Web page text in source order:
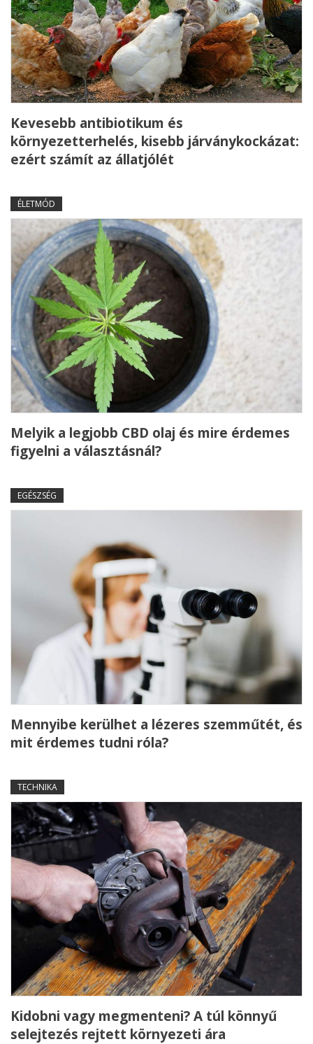
Kevesebb antibiotikum és
környezetterhelés, kisebb járványkockázat:
ezért számít az állatjólét
ÉLETMÓD
Melyik a legjobb CBD olaj és mire érdemes
figyelni a választásnál?
EGÉSZSÉG
Mennyibe kerülhet a lézeres szemműtét, és
mit érdemes tudni róla?
TECHNIKA
Kidobni vagy megmenteni? A túl könnyű
selejtezés rejtett környezeti ára